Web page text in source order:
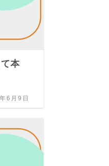
本
6月9日